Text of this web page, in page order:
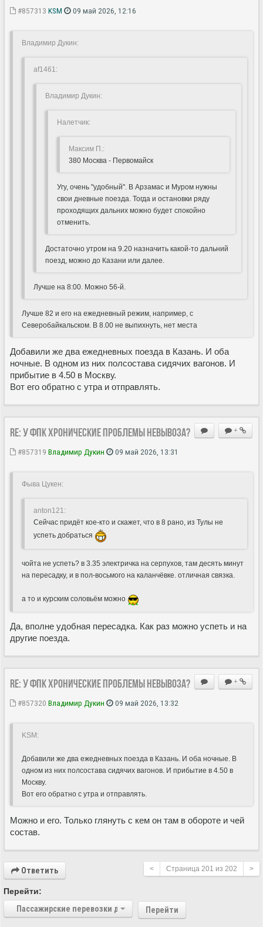
#857313 KSM 09 май 2026, 12:16
Владимир Дукин:
af1461:
Владимир Дукин:
Hалетчик:
Максим П.:
380 Москва - Первомайск
Угу, очень "удобный". В Арзамас и Муром нужны
свои дневные поезда. Тогда и остановки ряду
проходящих дальних можно будет спокойно
отменить.
Достаточно утром на 9.20 назначить какой-то дальний
поезд, можно до Казани или далее.
Лучше на 8:00. Можно 56-й.
Лучше 82 и его на ежедневный режим, например, с
Северобайкальском. В 8.00 не выпихнуть, нет места
Добавили же два ежедневных поезда в Казань. И оба
ночные. В одном из них полсостава сидячих вагонов. И
прибытие в 4.50 в Москву.
Вот его обратно с утра и отправлять.
+
Re: У ФПК хронические проблемы невывоза?
#857319 Владимир Дукин 09 май 2026, 13:31
Фыва Цукен:
anton121:
Сейчас придёт кое-кто и скажет, что в 8 рано, из Тулы не
успеть добраться
чойта не успеть? в 3.35 электричка на серпухов, там десять минут
на пересадку, и в пол-восьмого на каланчёвке. отличная связка.
а то и курским соловьём можно
Да, вполне удобная пересадка. Как раз можно успеть и на
другие поезда.
+
Re: У ФПК хронические проблемы невывоза?
#857320 Владимир Дукин 09 май 2026, 13:32
KSM:
Добавили же два ежедневных поезда в Казань. И оба ночные. В
одном из них полсостава сидячих вагонов. И прибытие в 4.50 в
Москву.
Вот его обратно с утра и отправлять.
Можно и его. Только глянуть с кем он там в обороте и чей
состав.
Ответить < Страница 201 из 202 >
Перейти:
Пассажирские перевозки дальнего следования
Перейти